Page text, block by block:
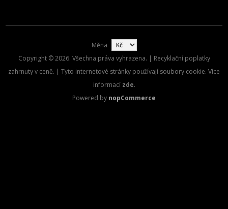
Měna
Copyright © 2026. Všechna práva vyhrazena. | Recyklační poplatky
zahrnuty v ceně. | Tyto internetové stránky používají soubory cookie. Více
informací zde.
Powered by nopCommerce